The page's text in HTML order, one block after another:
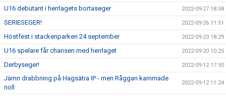
U16 debutant i herrlagets bortaseger 2022-09-27 18:58
SERIESEGER! 2022-09-26 11:51
Höstfest i stackenparken 24 september 2022-09-23 18:29
U16 spelare får chansen med herrlaget 2022-09-20 10:25
Derbyseger! 2022-09-12 17:50
Jämn drabbning på Hagsätra IP - men Råggan kammade
noll
2022-09-12 11:24